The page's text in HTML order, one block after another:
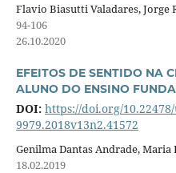
Flavio Biasutti Valadares, Jorge
94-106
26.10.2020
EFEITOS DE SENTIDO NA
ALUNO DO ENSINO
DOI: https://doi.org/
9979.2018v13n2.41572
Genilma Dantas Andrade, Maria
18.02.2019